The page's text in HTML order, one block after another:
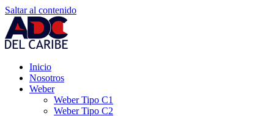
Saltar al contenido
Inicio
Nosotros
Weber
Weber Tipo C1
Weber Tipo C2